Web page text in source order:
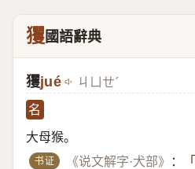
玃國語辭典
玃jué ㄐㄩㄝˊ
名
大母猴。
书证 《说文解字·犬部》 ：